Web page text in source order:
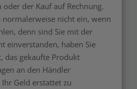
der Kauf auf Rechnung.
normalerweise nicht ein, wenn
denn sind Sie mit der
einverstanden, haben Sie
das gekaufte Produkt
an den Händler
Geld erstattet zu